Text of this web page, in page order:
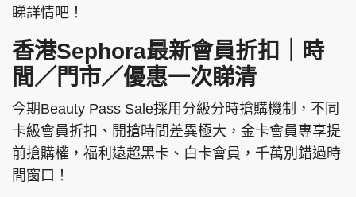
睇詳情吧！
香港Sephora最新會員折扣｜時
間／門市／優惠一次睇清
今期Beauty Pass Sale採用分級分時搶購機制，不同
卡級會員折扣、開搶時間差異極大，金卡會員專享提
前搶購權，福利遠超黑卡、白卡會員，千萬別錯過時
間窗口！